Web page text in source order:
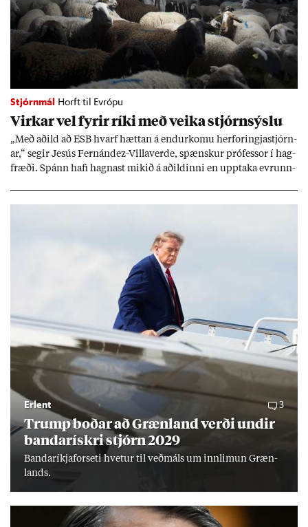
Stjórnmál Horft til Evrópu
Virk­ar vel fyr­ir ríki með veika stjórn­sýslu
„Með að­ild að ESB hvarf hætt­an á end­ur­komu her­for­ingja­stjórn­
ar,“ seg­ir Jesús Fer­nández-Villa­ver­de, spænsk­ur pró­fess­or í hag­
fræði. Spánn hafi hagn­ast mik­ið á að­ild­inni en upp­taka evr­unn­
Erlent 3
Trump boð­ar að Græn­land verði und­ir
banda­rískri stjórn 2029
Banda­ríkja­for­seti hvet­ur til veð­máls um inn­limun Græn­
lands.